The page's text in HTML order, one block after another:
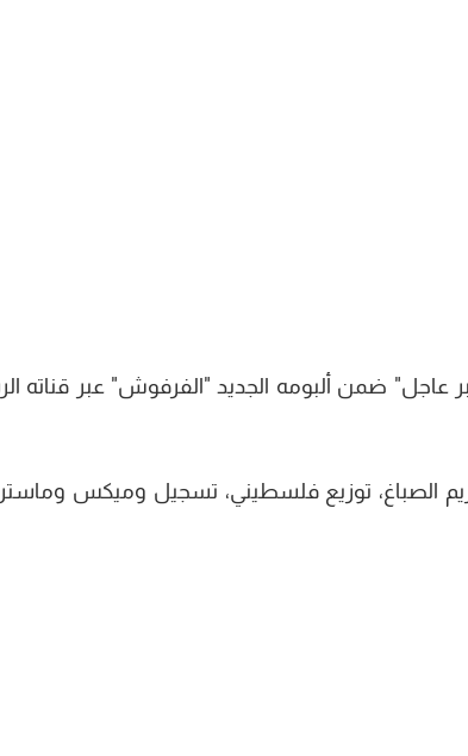
ضمن ألبومه الجديد "الفرفوش" عبر قناته
الصباغ، توزيع فلسطيني، تسجيل وميكس